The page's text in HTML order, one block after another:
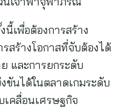
เพื่อต้องการสร้าง
สร้างโอกาสที่จับต้องได้
และการยกระดับ
นได้ในตลาดเกมระดับ
เคลื่อนเศรษฐกิจ